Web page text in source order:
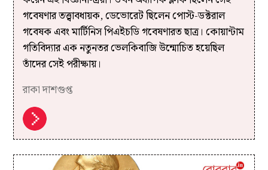
গবেষণার তত্ত্বাবধায়ক, ডেভোরেট ছিলেন পোস্ট-ডক্টরাল
গবেষক এবং মার্টিনিস পিএইচডি গবেষণারত ছাত্র। কোয়ান্টাম
গতিবিদ্যার এক নতুনতর ভেলকিবাজি উন্মোচিত হয়েছিল
তাঁদের সেই পরীক্ষায়।
রাকা দাশগুপ্ত